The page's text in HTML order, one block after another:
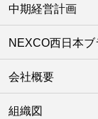
中期経営計画
NEXCO西日本ブ
会社概要
組織図